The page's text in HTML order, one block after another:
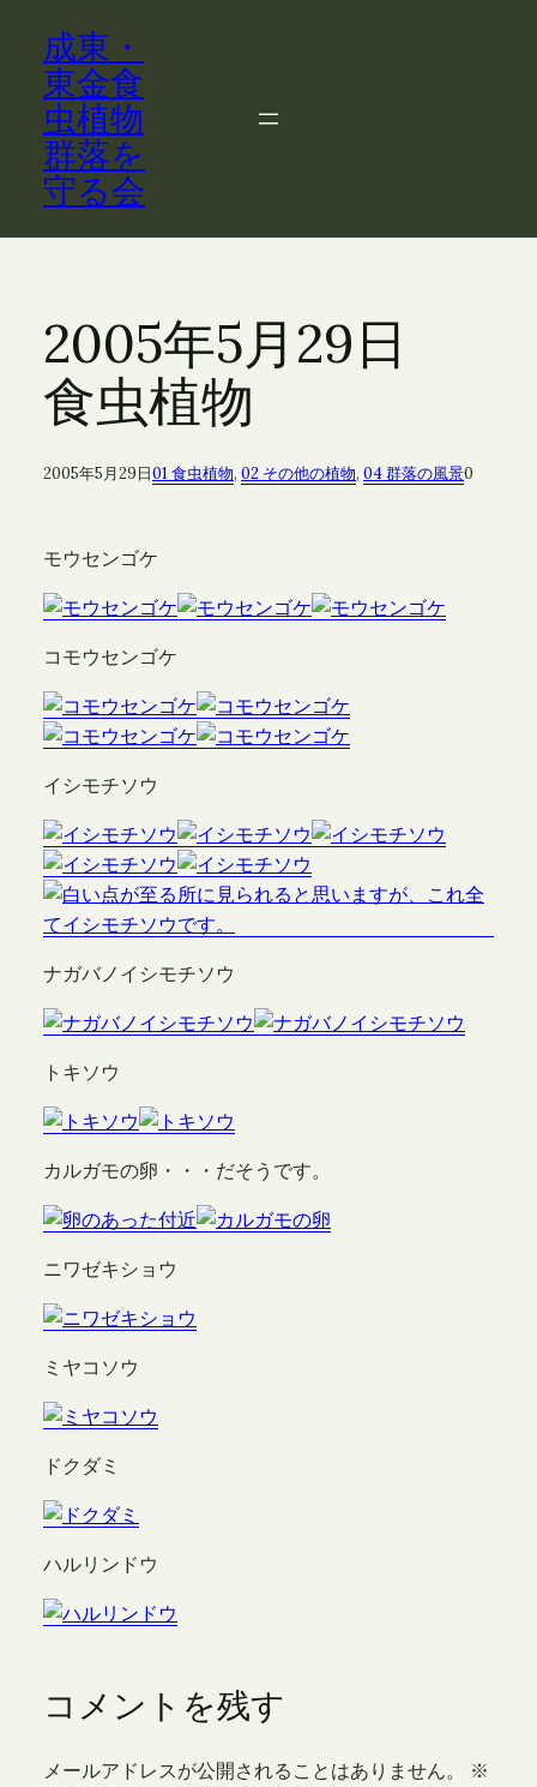
成東・
東金食
虫植物
群落を
守る会
2005年5月29日
食虫植物
2005年5月29日01 食虫植物, 02 その他の植物, 04 群落の風景0
モウセンゴケ
コモウセンゴケ
イシモチソウ
ナガバノイシモチソウ
トキソウ
カルガモの卵・・・だそうです。
ニワゼキショウ
ミヤコソウ
ドクダミ
ハルリンドウ
コメントを残す
メールアドレスが公開されることはありません。
※